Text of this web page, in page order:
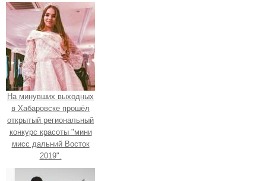
На минувших выходных
в Хабаровске прошёл
открытый региональный
конкурс красоты "мини
мисс дальний Восток
2019".